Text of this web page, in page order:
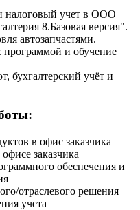
налоговый учет в ООО
8.Базовая версия".
автозапчастями.
программой и обучение
бухгалтерский учёт и
в офис заказчика
заказчика
обеспечения и
отраслевого решения
учета